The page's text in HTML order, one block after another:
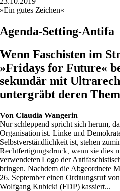
»Ein gutes Zeichen«
Agenda-Setting-Antifa
Wenn Faschisten im
»Fridays for Future«
sekundär mit
untergräbt deren
Von Claudia Wangerin
Nur schleppend spricht sich herum,
Organisation ist. Linke und
Selbstverständlichkeit ist, stehen
Rechtfertigungsdruck, wenn sie dies
verwendeten Logo der
bringen. Nachdem die Abgeordnete
26. September einen Ordnungsruf
Wolfgang Kubicki (FDP) kassiert...